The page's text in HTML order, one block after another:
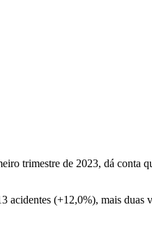
trimestre de 2023, dá conta
acidentes (+12,0%), mais duas